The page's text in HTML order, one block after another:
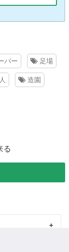
パー 足場
造園
る